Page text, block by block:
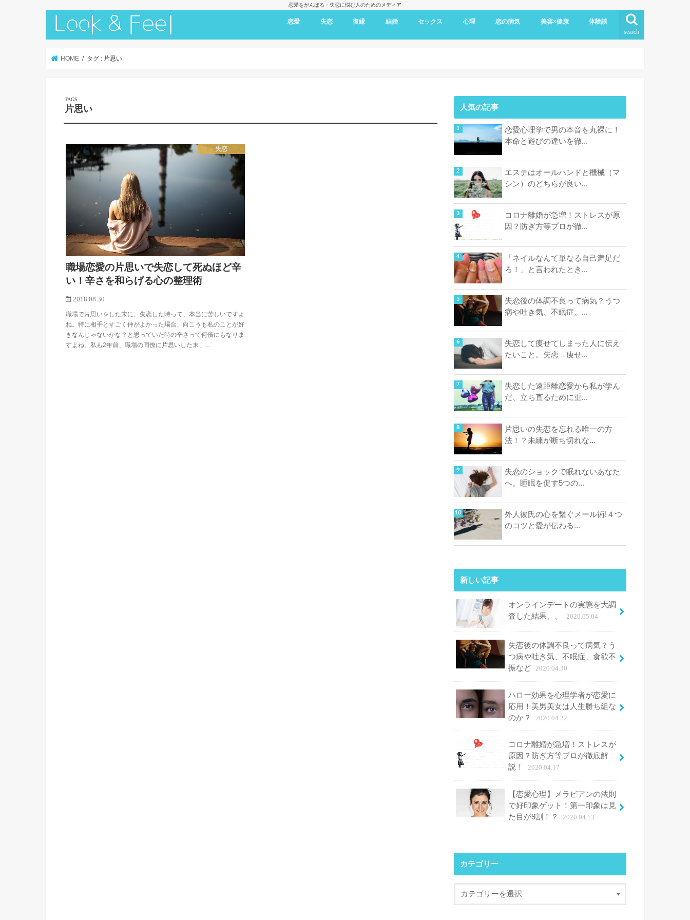
恋愛をがんばる・失恋に悩む人のためのメディア
search
恋愛 失恋 復縁 結婚 セックス 心理 恋の病気 美容×健康 体験談
HOME タグ : 片思い
片思い
失恋
職場恋愛の片思いで失恋して死ぬほど辛
い！辛さを和らげる心の整理術
2018.08.30
職場で片思いをした末に、失恋した時って、本当に苦しいですよ
ね。特に相手とすごく仲がよかった場合、向こうも私のことが好
きなんじゃないかな？と思っていた時の辛さって何倍にもなりま
すよね。私も2年前、職場の同僚に片思いした末、…
人気の記事
恋愛心理学で男の本音を丸裸に！
本命と遊びの違いを徹...
エステはオールハンドと機械（マ
シン）のどちらが良い...
コロナ離婚が急増！ストレスが原
因？防ぎ方等プロが徹...
「ネイルなんて単なる自己満足だ
ろ！」と言われたとき...
失恋後の体調不良って病気？うつ
病や吐き気、不眠症、...
失恋して痩せてしまった人に伝え
たいこと。失恋→痩せ...
失恋した遠距離恋愛から私が学ん
だ、立ち直るために重...
片思いの失恋を忘れる唯一の方
法！？未練が断ち切れな...
失恋のショックで眠れないあなた
へ。睡眠を促す5つの...
外人彼氏の心を繋ぐメール術!４つ
のコツと愛が伝わる...
新しい記事
オンラインデートの実態を大調
査した結果、、
2020.05.04
失恋後の体調不良って病気？う
つ病や吐き気、不眠症、食欲不
振など 2020.04.30
ハロー効果を心理学者が恋愛に
応用！美男美女は人生勝ち組な
のか？
2020.04.22
コロナ離婚が急増！ストレスが
原因？防ぎ方等プロが徹底解
説！
2020.04.17
【恋愛心理】メラビアンの法則
で好印象ゲット！第一印象は見
た目が9割！？
2020.04.13
カテゴリー